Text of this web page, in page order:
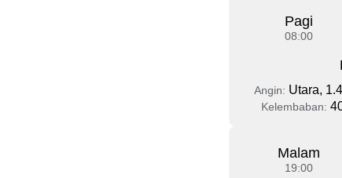
Pagi
08:00
Angin: Utara,
Kelembaban:
Malam
19:00